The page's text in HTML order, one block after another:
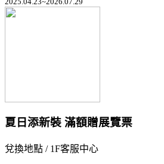
夏日添新裝 滿額贈展覽票
兌換地點 / 1F客服中心